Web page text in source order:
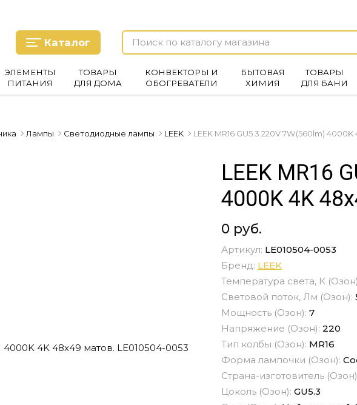
Каталог
ЭЛЕМЕНТЫ
ПИТАНИЯ
ТОВАРЫ
ДЛЯ ДОМА
КОНВЕКТОРЫ И
ОБОГРЕВАТЕЛИ
БЫТОВАЯ
ХИМИЯ
ТОВАРЫ
ДЛЯ БАНИ
Лампы Светодиодные лампы LEEK LEEK MR16 GU5.3 220V 7W(560lm)
LEEK MR16
4000K 4K
0 руб.
Артикул: LE010504-0053
Бренд: LEEK
Температура света, К
Световой поток, Лм (Озон):
Мощность (Озон): 7
Напряжение (Озон): 220
Тип колбы (Озон): MR16
Форма лампочки (Озон):
Страна-изготовитель
Цоколь (Озон): GU5.3